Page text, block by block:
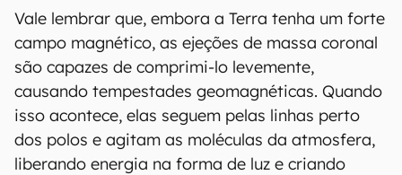
Vale lembrar que, embora a Terra tenha um forte
campo magnético, as ejeções de massa coronal
são capazes de comprimi-lo levemente,
causando tempestades geomagnéticas. Quando
isso acontece, elas seguem pelas linhas perto
dos polos e agitam as moléculas da atmosfera,
liberando energia na forma de luz e criando